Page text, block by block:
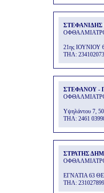
ΣΤΕΦΑΝΙΔΗΣ
21ης ΙΟΥΝΙΟΥ
THΛ:
ΣΤΕΦΑΝΟΥ -
Υψηλάντου 7,
THΛ: 2461
ΣΤΡΑΤΗΣ
ΕΓΝΑΤΙΑ 63
THΛ: